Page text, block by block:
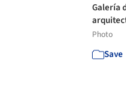
Galería
Photo
Save